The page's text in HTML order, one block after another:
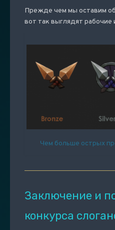
Прежде чем мы оставим
вот так выглядят рабочие
Чем больше острых
Заключение и
конкурса